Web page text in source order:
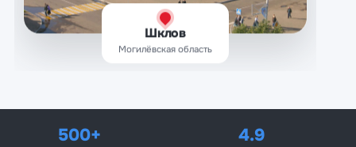
Шклов
Могилёвская область
500+ 4.9